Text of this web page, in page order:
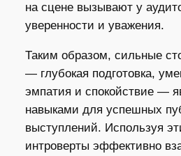
на сцене вызывают у
уверенности и уважения.
Таким образом, сильные
— глубокая подготовка,
эмпатия и спокойствие —
навыками для успешных
выступлений. Используя
интроверты эффективно